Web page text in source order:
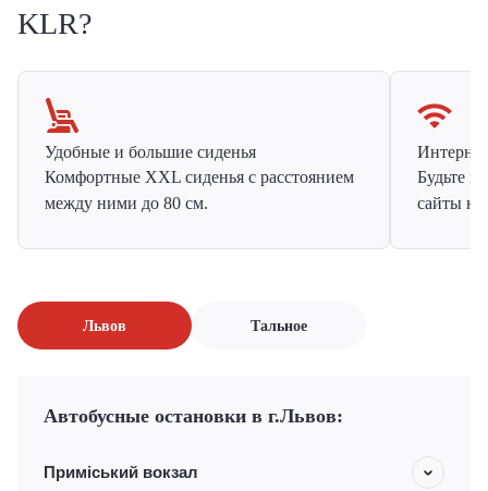
KLR?
Удобные и большие сиденья
Комфортные XXL сиденья с расстоянием
между ними до 80 см.
Будьте
сайты на
Львов Тальное
Автобусные остановки в г.Львов:
Приміський вокзал